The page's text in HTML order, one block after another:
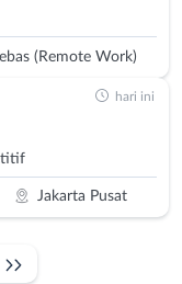
(Remote Work)
Jakarta Pusat
hari ini